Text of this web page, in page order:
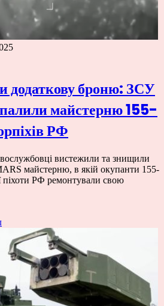
додаткову броню: ЗСУ
майстерню 155-
РФ
вистежили та знищили
майстерню, в якій окупанти 155-
піхоти РФ ремонтували свою